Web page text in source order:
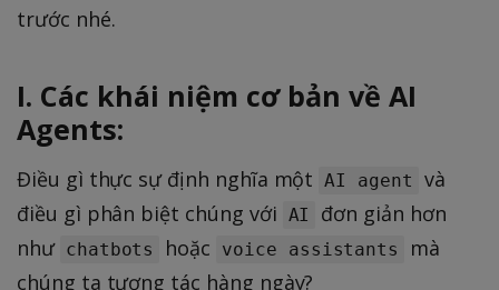
trước nhé.
I. Các khái niệm cơ bản về AI
Agents:
Điều gì thực sự định nghĩa một AI agent
và
điều gì phân biệt chúng với AI
đơn giản hơn
như chatbots hoặc voice assistants
mà
chúng ta tương tác hàng ngày?